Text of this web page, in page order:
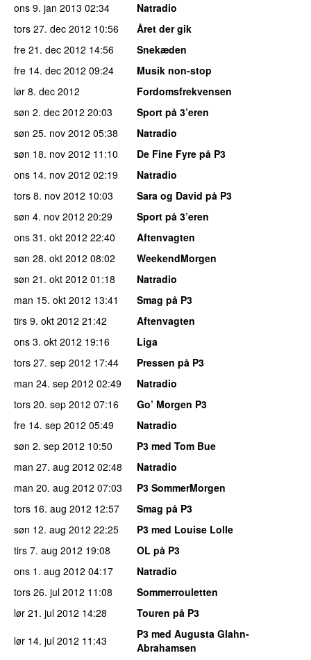
ons 9. jan 2013 02:34
Natradio
tors 27. dec 2012 10:56
Året der gik
fre 21. dec 2012 14:56
Snekæden
fre 14. dec 2012 09:24
Musik non-stop
lør 8. dec 2012
Fordomsfrekvensen
søn 2. dec 2012 20:03
Sport på 3’eren
søn 25. nov 2012 05:38
Natradio
søn 18. nov 2012 11:10
De Fine Fyre på P3
ons 14. nov 2012 02:19
Natradio
tors 8. nov 2012 10:03
Sara og David på P3
søn 4. nov 2012 20:29
Sport på 3’eren
ons 31. okt 2012 22:40
Aftenvagten
søn 28. okt 2012 08:02
WeekendMorgen
søn 21. okt 2012 01:18
Natradio
man 15. okt 2012 13:41
Smag på P3
tirs 9. okt 2012 21:42
Aftenvagten
ons 3. okt 2012 19:16
Liga
tors 27. sep 2012 17:44
Pressen på P3
man 24. sep 2012 02:49
Natradio
tors 20. sep 2012 07:16
Go’ Morgen P3
fre 14. sep 2012 05:49
Natradio
søn 2. sep 2012 10:50
P3 med Tom Bue
man 27. aug 2012 02:48
Natradio
man 20. aug 2012 07:03
P3 SommerMorgen
tors 16. aug 2012 12:57
Smag på P3
søn 12. aug 2012 22:25
P3 med Louise Lolle
tirs 7. aug 2012 19:08
OL på P3
ons 1. aug 2012 04:17
Natradio
tors 26. jul 2012 11:08
Sommerrouletten
lør 21. jul 2012 14:28
Touren på P3
lør 14. jul 2012 11:43
P3 med Augusta Glahn-
Abrahamsen